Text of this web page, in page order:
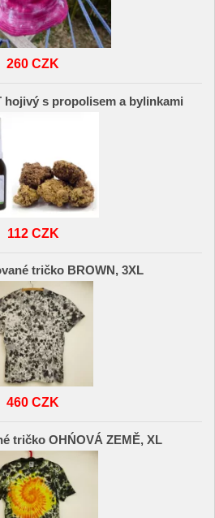
260 CZK
hojivý s propolisem a bylinkami
112 CZK
tričko BROWN, 3XL
460 CZK
tričko OHŃOVÁ ZEMĚ, XL